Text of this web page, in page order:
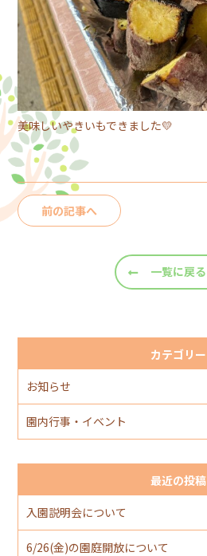
美味しいやきいもできました💛
前の記事へ
一覧に戻る
カテゴリー
お知らせ
園内行事・イベント
最近の投稿
入園説明会について
6/26(金)の園庭開放について